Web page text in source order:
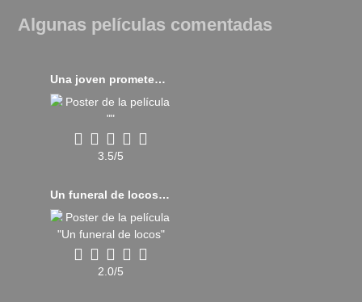
Algunas películas comentadas
Una joven prometedora (2020)
3.5/5
Un funeral de locos (2025)
2.0/5